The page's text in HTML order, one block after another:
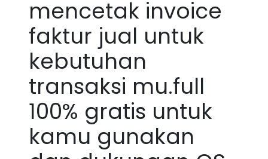
mencetak invoice
faktur jual untuk
kebutuhan
transaksi mu.full
100% gratis untuk
kamu gunakan